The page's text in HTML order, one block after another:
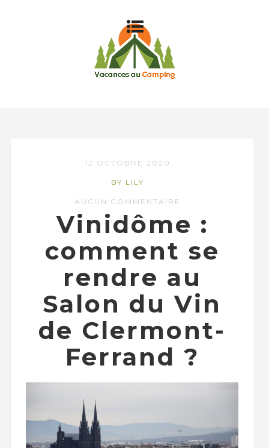
12 OCTOBRE 2020
BY LILY
AUCUN COMMENTAIRE
Vinidôme :
comment se
rendre au
Salon du Vin
de Clermont-
Ferrand ?